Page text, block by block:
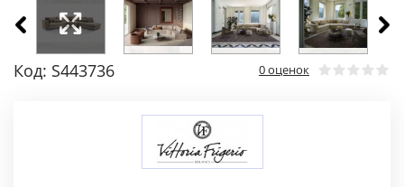
Код: S443736 0 оценок